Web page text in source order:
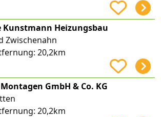
Kunstmann Heizungsbau
Zwischenahn
20,2km
Montagen GmbH & Co. KG
20,2km